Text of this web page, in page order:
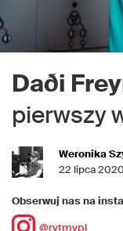
Daði
pierwszy
Weronika
22 lipca 2020
Obserwuj nas na
@rytmypl